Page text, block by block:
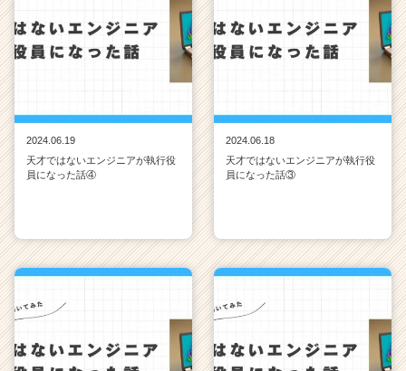
2024.06.19
天才ではないエンジニアが執行役
員になった話④
2024.06.18
天才ではないエンジニアが執行役
員になった話③